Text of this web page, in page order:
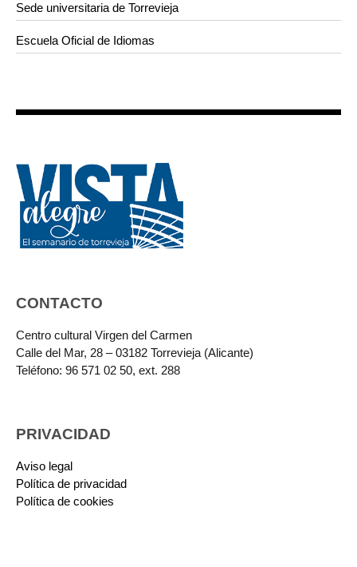
Sede universitaria de Torrevieja
Escuela Oficial de Idiomas
CONTACTO
Centro cultural Virgen del Carmen
Calle del Mar, 28 – 03182 Torrevieja (Alicante)
Teléfono: 96 571 02 50, ext. 288
PRIVACIDAD
Aviso legal
Política de privacidad
Política de cookies